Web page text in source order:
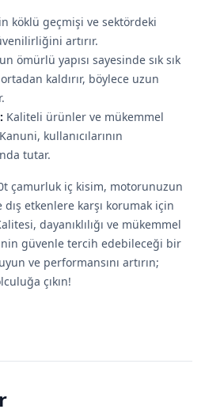
köklü geçmişi ve sektördeki
artırır.
ömürlü yapısı sayesinde sık sık
kaldırır, böylece uzun
Kaliteli ürünler ve mükemmel
kullanıcılarının
tutar.
çamurluk iç kisim, motorunuzun
dış etkenlere karşı korumak için
dayanıklılığı ve mükemmel
güvenle tercih edebileceği bir
ve performansını artırın;
çıkın!